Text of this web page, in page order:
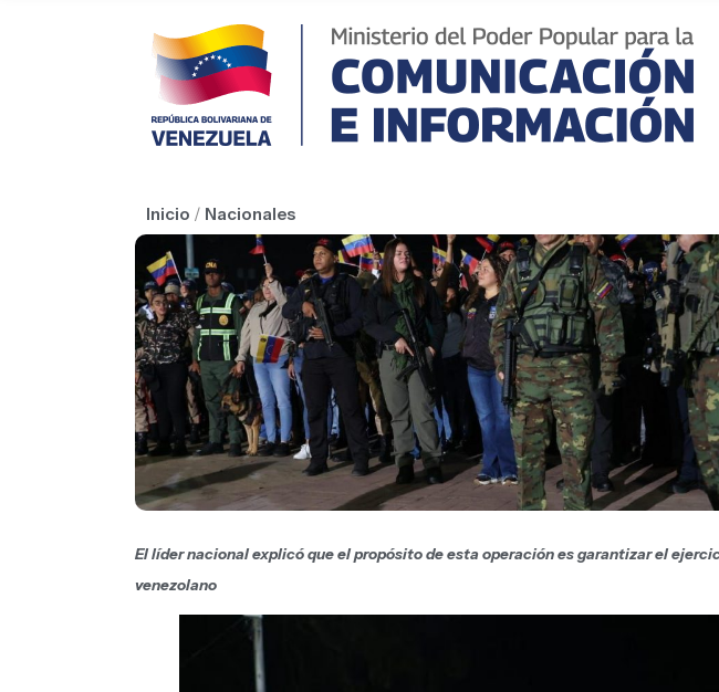
Inicio / Nacionales
El líder nacional explicó que el propósito de esta operación es garantizar el
venezolano